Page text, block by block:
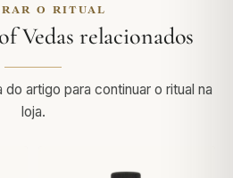
O RITUAL
Vedas relacionados
artigo para continuar o ritual na
loja.